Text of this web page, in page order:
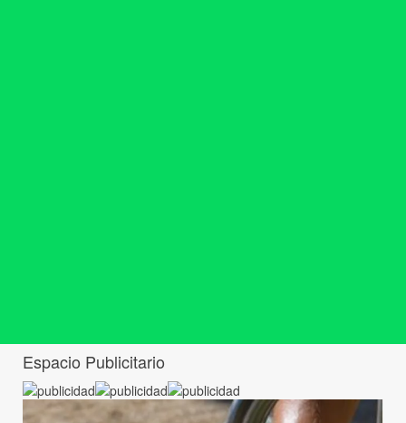
Espacio Publicitario